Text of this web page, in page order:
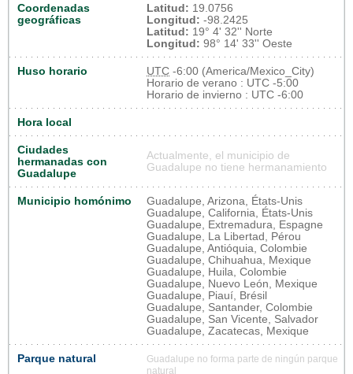
Coordenadas
geográficas
Latitud: 19.0756
Longitud: -98.2425
Latitud: 19° 4' 32'' Norte
Longitud: 98° 14' 33'' Oeste
Huso horario UTC -6:00 (America/Mexico_City)
Horario de verano : UTC -5:00
Horario de invierno : UTC -6:00
Hora local
Ciudades
hermanadas con
Guadalupe
Actualmente, el municipio de
Guadalupe no tiene hermanamiento
Municipio homónimo
Guadalupe, Arizona, États-Unis
Guadalupe, California, États-Unis
Guadalupe, Extremadura, Espagne
Guadalupe, La Libertad, Pérou
Guadalupe, Antióquia, Colombie
Guadalupe, Chihuahua, Mexique
Guadalupe, Huila, Colombie
Guadalupe, Nuevo León, Mexique
Guadalupe, Piauí, Brésil
Guadalupe, Santander, Colombie
Guadalupe, San Vicente, Salvador
Guadalupe, Zacatecas, Mexique
Parque natural
Guadalupe no forma parte de ningún parque
natural